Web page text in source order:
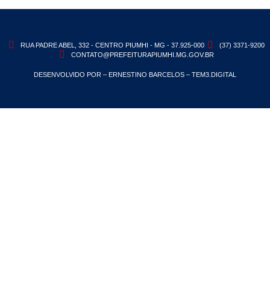
RUA PADRE ABEL, 332 - CENTRO PIUMHI - MG - 37.925-000
(37) 3371-9200
CONTATO@PREFEITURAPIUMHI.MG.GOV.BR
DESENVOLVIDO POR – ERNESTINO BARCELOS – TEM3.DIGITAL